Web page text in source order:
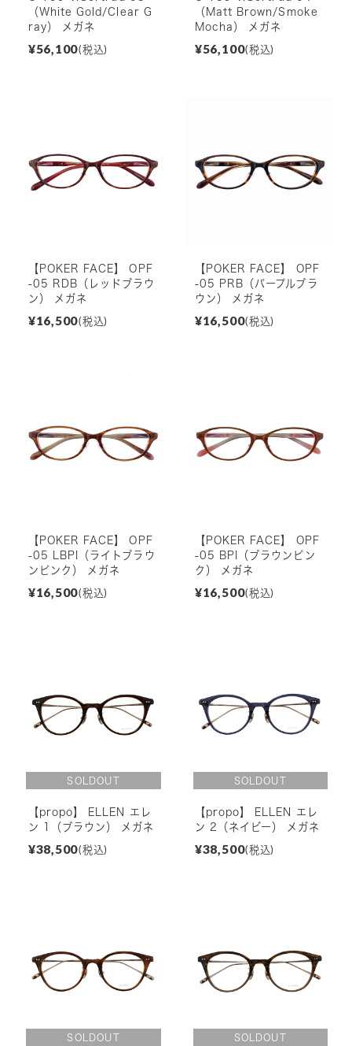
（White Gold/Clear G
ray） メガネ
¥56,100(税込)
（Matt Brown/Smoke
Mocha） メガネ
¥56,100(税込)
【POKER FACE】 OPF
-05 RDB（レッドブラウ
ン） メガネ
¥16,500(税込)
【POKER FACE】 OPF
-05 PRB（パープルブラ
ウン） メガネ
¥16,500(税込)
【POKER FACE】 OPF
-05 LBPI（ライトブラウ
ンピンク） メガネ
¥16,500(税込)
【POKER FACE】 OPF
-05 BPI（ブラウンピン
ク） メガネ
¥16,500(税込)
【propo】 ELLEN エレ
ン 1（ブラウン） メガネ
¥38,500(税込)
【propo】 ELLEN エレ
ン 2（ネイビー） メガネ
¥38,500(税込)